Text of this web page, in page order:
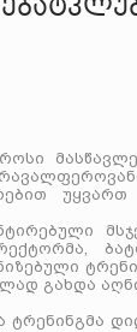
გახდა